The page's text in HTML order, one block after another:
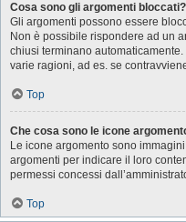
Cosa sono gli argomenti bloccati?
Gli argomenti possono essere
Non è possibile rispondere ad un
chiusi terminano
varie ragioni, ad es. se
Top
Che cosa sono le icone
Le icone argomento sono
argomenti per indicare il loro
permessi concessi
Top